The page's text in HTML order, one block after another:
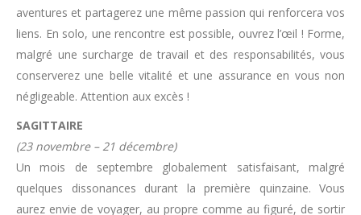
aventures et partagerez une même passion qui renforcera vos
liens. En solo, une rencontre est possible, ouvrez l’œil ! Forme,
malgré une surcharge de travail et des responsabilités, vous
conserverez une belle vitalité et une assurance en vous non
négligeable. Attention aux excès !
SAGITTAIRE
(23 novembre – 21 décembre)
Un mois de septembre globalement satisfaisant, malgré
quelques dissonances durant la première quinzaine. Vous
aurez envie de voyager, au propre comme au figuré, de sortir